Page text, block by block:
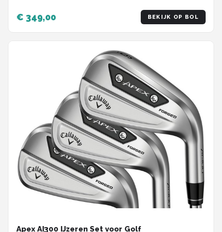
€ 349,00 BEKIJK OP BOL
Apex AI300 IJzeren Set voor Golf